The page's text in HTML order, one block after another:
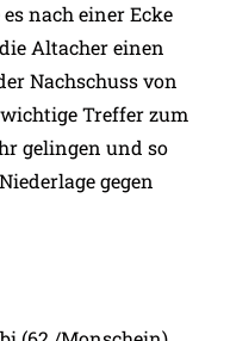
nach einer Ecke
Altacher einen
Nachschuss von
Treffer zum
gelingen und so
gegen